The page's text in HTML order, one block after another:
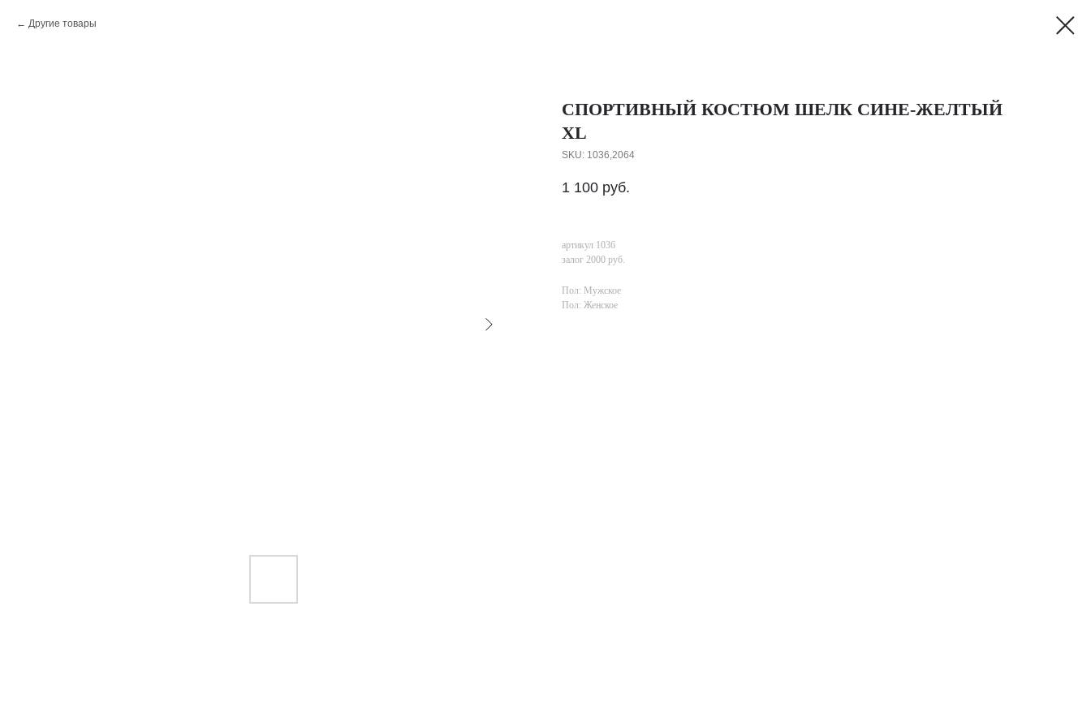
Другие товары
СПОРТИВНЫЙ КОСТЮМ ШЕЛК СИНЕ-ЖЕЛТЫЙ
XL
SKU: 1036,2064
1 100 руб.
артикул 1036
залог 2000 руб.
Пол: Мужское
Пол: Женское